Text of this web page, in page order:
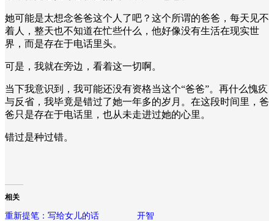
她可能是太想念爸爸这个人了吧？这个所谓的爸爸，每天见不
着人，整天也不知道在忙些什么，他好像没有生活在现实世
界，而是存在于电话里头。
可是，我就在旁边，看着这一切啊。
当下我意识到，我可能还没有资格当这个“爸爸”。再什么愧疚
与反省，我毕竟是错过了她一年多的岁月。在这段时间里，爸
爸只是存在于电话里，也从未走进过她的心里。
错过是种过错。
相关
重新提笔：写给女儿的话
开智